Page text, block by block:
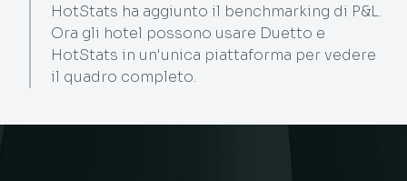
HotStats ha aggiunto il benchmarking di P&L.
Ora gli hotel possono usare Duetto e
HotStats in un'unica piattaforma per vedere
il quadro completo.